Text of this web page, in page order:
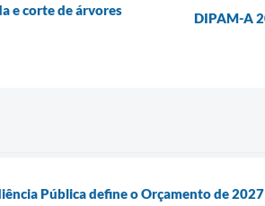
e corte de árvores
DIPAM-A
Pública define o Orçamento de 2027